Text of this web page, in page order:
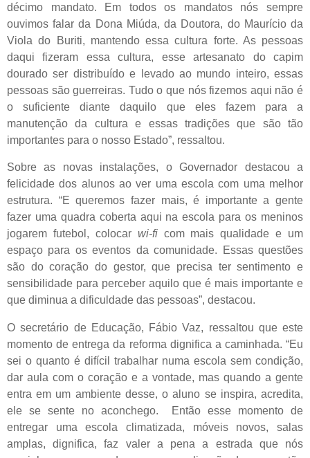
décimo mandato. Em todos os mandatos nós sempre
ouvimos falar da Dona Miúda, da Doutora, do Maurício da
Viola do Buriti, mantendo essa cultura forte. As pessoas
daqui fizeram essa cultura, esse artesanato do capim
dourado ser distribuído e levado ao mundo inteiro, essas
pessoas são guerreiras. Tudo o que nós fizemos aqui não é
o suficiente diante daquilo que eles fazem para a
manutenção da cultura e essas tradições que são tão
importantes para o nosso Estado”, ressaltou.
Sobre as novas instalações, o Governador destacou a
felicidade dos alunos ao ver uma escola com uma melhor
estrutura. “E queremos fazer mais, é importante a gente
fazer uma quadra coberta aqui na escola para os meninos
jogarem futebol, colocar wi-ficom mais qualidade e um
espaço para os eventos da comunidade. Essas questões
são do coração do gestor, que precisa ter sentimento e
sensibilidade para perceber aquilo que é mais importante e
que diminua a dificuldade das pessoas”, destacou.
O secretário de Educação, Fábio Vaz, ressaltou que este
momento de entrega da reforma dignifica a caminhada. “Eu
sei o quanto é difícil trabalhar numa escola sem condição,
dar aula com o coração e a vontade, mas quando a gente
entra em um ambiente desse, o aluno se inspira, acredita,
ele se sente no aconchego. Então esse momento de
entregar uma escola climatizada, móveis novos, salas
amplas, dignifica, faz valer a pena a estrada que nós